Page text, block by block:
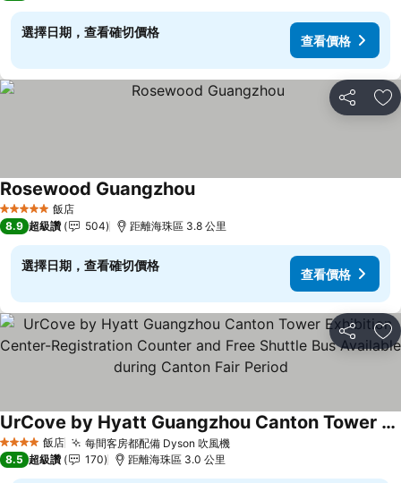
選擇日期，查看確切價格
查看價格
分享 加
5 星級 飯店
Rosewood Guangzhou查看價格
8.9 超級讚 504 距離海珠區 3.8 公里
選擇日期，查看確切價格
查看價格
分享 加
4 星級 飯店 每間客房都配備 Dyson 吹風機查看價格
UrCove by Hyatt Guangzhou Canton Tower Exhibition Center-Registration Counter and Free Shuttle Bus Available during Canton Fair Period
查看價格
8.5 超級讚 170 距離海珠區 3.0 公里